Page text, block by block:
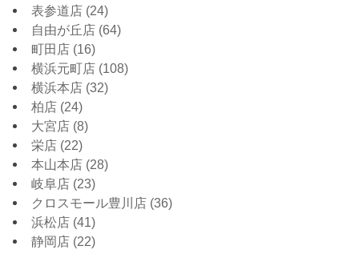
表参道店 (24)
自由が丘店 (64)
町田店 (16)
横浜元町店 (108)
横浜本店 (32)
柏店 (24)
大宮店 (8)
栄店 (22)
本山本店 (28)
岐阜店 (23)
クロスモール豊川店 (36)
浜松店 (41)
静岡店 (22)